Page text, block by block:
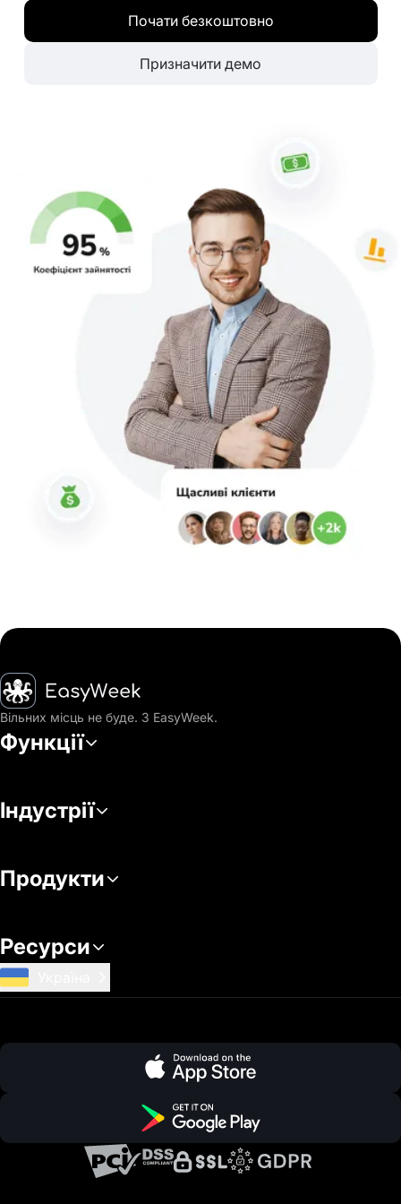
Почати безкоштовно
Призначити демо
Головна
Вільних місць не буде. З EasyWeek.
Функції
Індустрії
Продукти
Ресурси